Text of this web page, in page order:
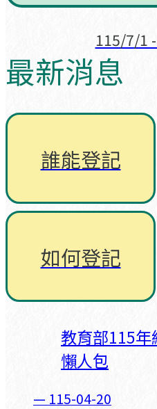
115/7/1
最新消息
誰能登記
如何登記
教育部115
懶人包
— 115-04-20